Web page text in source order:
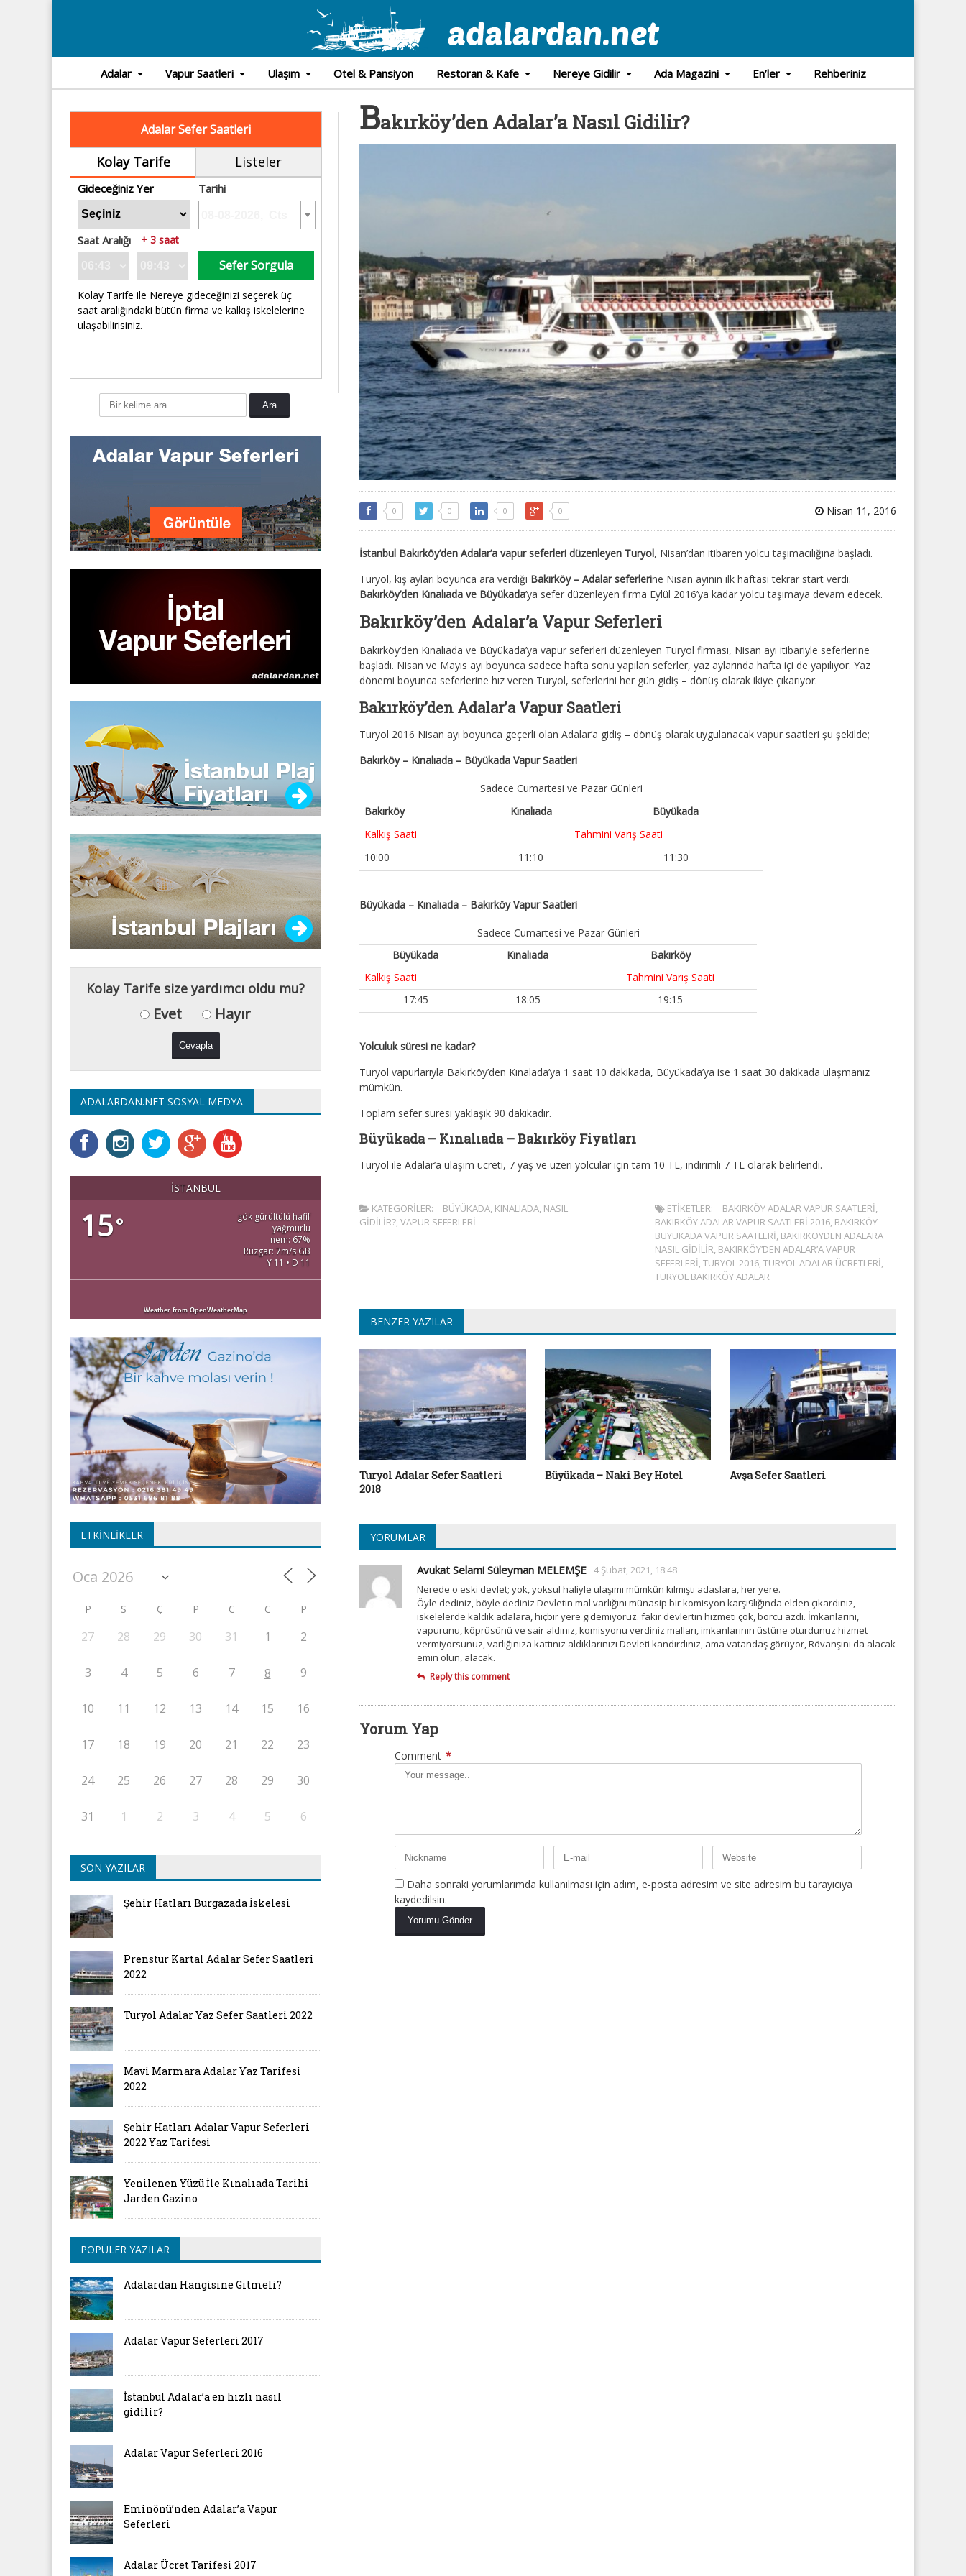
Adalar Vapur Saatleri Ulaşım Otel & Pansiyon Restoran & Kafe Nereye Gidilir Ada Magazini En’ler Rehberiniz
Adalar Sefer Saatleri
Kolay Tarife Listeler
Gideceğiniz Yer Tarihi
Saat Aralığı + 3 saat
Sefer Sorgula
Kolay Tarife ile Nereye gideceğinizi seçerek üç
saat aralığındaki bütün firma ve kalkış iskelelerine
ulaşabilirisiniz.
Bakırköy’den Adalar’a Nasıl Gidilir?
0 0 0 0 Nisan 11, 2016
İstanbul Bakırköy’den Adalar’a vapur seferleri düzenleyen Turyol, Nisan’dan itibaren yolcu taşımacılığına başladı.
Turyol, kış ayları boyunca ara verdiği Bakırköy – Adalar seferlerine Nisan ayının ilk haftası tekrar start verdi.
Bakırköy’den Kınalıada ve Büyükada’ya sefer düzenleyen firma Eylül 2016’ya kadar yolcu taşımaya devam edecek.
Bakırköy’den Adalar’a Vapur Seferleri
Bakırköy’den Kınalıada ve Büyükada’ya vapur seferleri düzenleyen Turyol firması, Nisan ayı itibariyle seferlerine
başladı. Nisan ve Mayıs ayı boyunca sadece hafta sonu yapılan seferler, yaz aylarında hafta içi de yapılıyor. Yaz
dönemi boyunca seferlerine hız veren Turyol, seferlerini her gün gidiş – dönüş olarak ikiye çıkarıyor.
Bakırköy’den Adalar’a Vapur Saatleri
Turyol 2016 Nisan ayı boyunca geçerli olan Adalar’a gidiş – dönüş olarak uygulanacak vapur saatleri şu şekilde;
Bakırköy – Kınalıada – Büyükada Vapur Saatleri
Sadece Cumartesi ve Pazar Günleri
Bakırköy
Kınalıada
Büyükada
Kalkış Saati
Tahmini Varış Saati
10:00
11:10 11:30
Büyükada – Kınalıada – Bakırköy Vapur Saatleri
Sadece Cumartesi ve Pazar Günleri
Büyükada
Kınalıada
Bakırköy
Kalkış Saati
Tahmini Varış Saati
17:45
18:05 19:15
Yolculuk süresi ne kadar?
Turyol vapurlarıyla Bakırköy’den Kınalada’ya 1 saat 10 dakikada, Büyükada’ya ise 1 saat 30 dakikada ulaşmanız
mümkün.
Toplam sefer süresi yaklaşık 90 dakikadır.
Büyükada – Kınalıada – Bakırköy Fiyatları
Turyol ile Adalar’a ulaşım ücreti, 7 yaş ve üzeri yolcular için tam 10 TL, indirimli 7 TL olarak belirlendi.
KATEGORILER: BÜYÜKADA, KINALIADA, NASIL
GIDILIR?,VAPUR SEFERLERI
ETIKETLER: BAKIRKÖY ADALAR VAPUR SAATLERI,
BAKIRKÖY ADALAR VAPUR SAATLERI 2016, BAKIRKÖY
BÜYÜKADA VAPUR SAATLERI, BAKIRKÖYDEN ADALARA
NASIL GIDILIR, BAKIRKÖY’DEN ADALAR’A VAPUR
SEFERLERI,TURYOL 2016,TURYOL ADALAR ÜCRETLERI,
TURYOL BAKIRKÖY ADALAR
BENZER YAZILAR
Turyol Adalar Sefer Saatleri
2018
Büyükada – Naki Bey Hotel Avşa Sefer Saatleri
YORUMLAR
Avukat Selami Süleyman MELEMŞE 4 Şubat, 2021, 18:48
Nerede o eski devlet; yok, yoksul haliyle ulaşımı mümkün kılmıştı adaslara, her yere.
Öyle dediniz, böyle dediniz Devletin mal varlığını münasip bir komisyon karşı9lığında elden çıkardınız,
iskelelerde kaldık adalara, hiçbir yere gidemiyoruz. fakir devlertin hizmeti çok, borcu azdı. İmkanlarını,
vapurunu, köprüsünü ve sair aldınız, komisyonu verdiniz malları, imkanlarının üstüne oturdunuz hizmet
vermiyorsunuz, varlığınıza kattınız aldıklarınızı Devleti kandırdınız, ama vatandaş görüyor, Rövanşını da alacak
emin olun, alacak.
Reply this comment
Yorum Yap
Comment *
Daha sonraki yorumlarımda kullanılması için adım, e-posta adresim ve site adresim bu tarayıcıya
kaydedilsin.
Kolay Tarife size yardımcı oldu mu?
Evet Hayır
ADALARDAN.NET SOSYAL MEDYA
İSTANBUL
15°
gök gürültülü hafif
yağmurlu
nem: 67%
Rüzgar: 7m/s GB
Y 11 • D 11
Weather from OpenWeatherMap
ETKINLIKLER
P S Ç P C C P
27 28 29 30 31 1 2
3 4 5 6 7 8 9
10 11 12 13 14 15 16
17 18 19 20 21 22 23
24 25 26 27 28 29 30
31 1 2 3 4 5 6
SON YAZILAR
Şehir Hatları Burgazada İskelesi
Prenstur Kartal Adalar Sefer Saatleri
2022
Turyol Adalar Yaz Sefer Saatleri 2022
Mavi Marmara Adalar Yaz Tarifesi
2022
Şehir Hatları Adalar Vapur Seferleri
2022 Yaz Tarifesi
Yenilenen Yüzü İle Kınalıada Tarihi
Jarden Gazino
POPÜLER YAZILAR
Adalardan Hangisine Gitmeli?
Adalar Vapur Seferleri 2017
İstanbul Adalar’a en hızlı nasıl
gidilir?
Adalar Vapur Seferleri 2016
Eminönü’nden Adalar’a Vapur
Seferleri
Adalar Ücret Tarifesi 2017